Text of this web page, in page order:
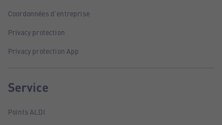
Coordonnées d'entreprise
Privacy protection
Privacy protection App
Service
Points ALDI